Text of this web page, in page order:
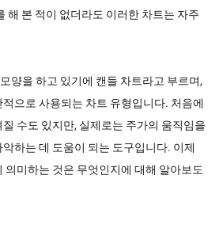
해 본 적이 없더라도 이러한 차트는 자주
양을 하고 있기에 캔들 차트라고 부르며,
으로 사용되는 차트 유형입니다. 처음에
수도 있지만, 실제로는 주가의 움직임을
하는 데 도움이 되는 도구입니다. 이제
의미하는 것은 무엇인지에 대해 알아보도